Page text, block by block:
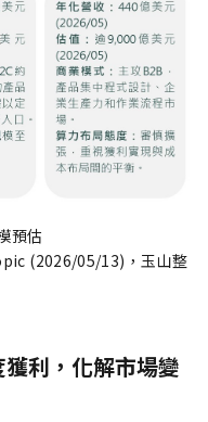
預估
(2026/05/13)，玉山整
利，化解市場變